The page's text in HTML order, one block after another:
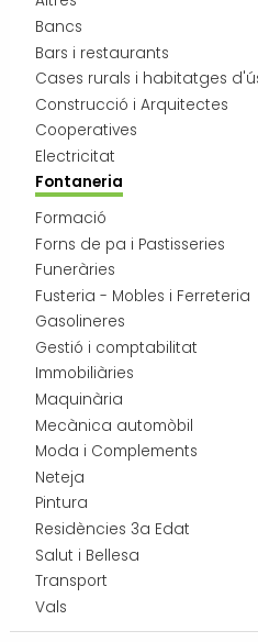
Transport i mobilitat
Bancs
Bars i restaurants
Cases rurals i habitatges
Construcció i Arquitectes
Cooperatives
Electricitat
Fontaneria
Formació
Forns de pa i Pastisseries
Funeràries
Fusteria - Mobles i Ferreteria
Gasolineres
Gestió i comptabilitat
Immobiliàries
Maquinària
Mecànica automòbil
Moda i Complements
Neteja
Pintura
Residències 3a Edat
Salut i Bellesa
Transport
Vals